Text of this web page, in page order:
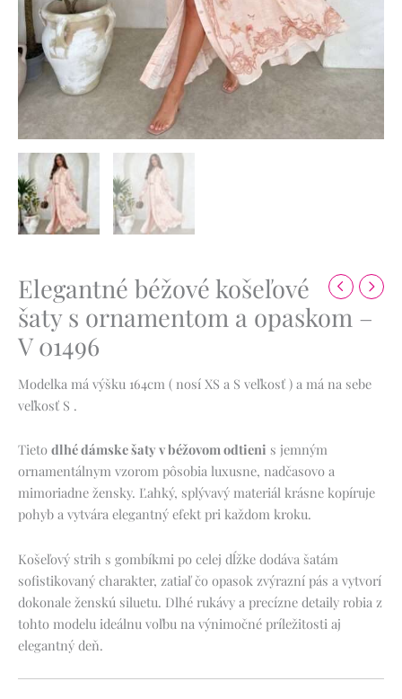
Elegantné béžové košeľové
šaty s ornamentom a opaskom –
V 01496
Modelka má výšku 164cm ( nosí XS a S veľkosť ) a má na sebe
veľkosť S .
Tieto dlhé dámske šaty v béžovom odtieni s jemným
ornamentálnym vzorom pôsobia luxusne, nadčasovo a
mimoriadne žensky. Ľahký, splývavý materiál krásne kopíruje
pohyb a vytvára elegantný efekt pri každom kroku.
Košeľový strih s gombíkmi po celej dĺžke dodáva šatám
sofistikovaný charakter, zatiaľ čo opasok zvýrazní pás a vytvorí
dokonale ženskú siluetu. Dlhé rukávy a precízne detaily robia z
tohto modelu ideálnu voľbu na výnimočné príležitosti aj
elegantný deň.